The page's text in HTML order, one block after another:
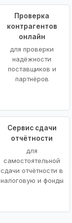
Проверка
контрагентов
онлайн
для проверки
надёжности
поставщиков и
партнёров
Сервис сдачи
отчётности
для
самостоятельной
сдачи отчётности в
налоговую и фонды